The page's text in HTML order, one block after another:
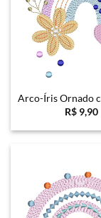
Arco-Íris Ornado
R$ 9,90